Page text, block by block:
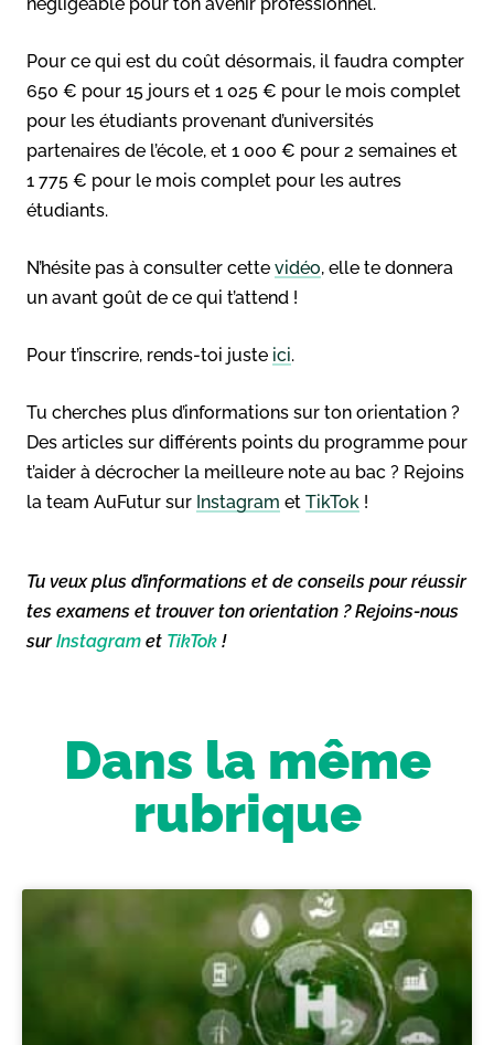
Pour ce qui est du coût désormais, il faudra compter
650 € pour 15 jours et 1 025 € pour le mois complet
pour les étudiants provenant d’universités
partenaires de l’école, et 1 000 € pour 2 semaines et
1 775 € pour le mois complet pour les autres
étudiants.
N’hésite pas à consulter cette vidéo, elle te donnera
un avant goût de ce qui t’attend !
Pour t’inscrire, rends-toi juste ici.
Tu cherches plus d’informations sur ton orientation ?
Des articles sur différents points du programme pour
t’aider à décrocher la meilleure note au bac ? Rejoins
la team AuFutur sur Instagram et TikTok !
Tu veux plus d’informations et de conseils pour réussir
tes examens et trouver ton orientation ? Rejoins-nous
surInstagram et TikTok !
Dans la même
rubrique